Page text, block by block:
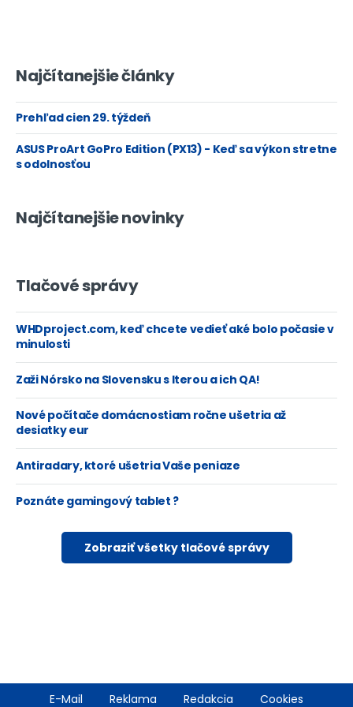
Najčítanejšie články
Prehľad cien 29. týždeň
ASUS ProArt GoPro Edition (PX13) - Keď sa výkon stretne
s odolnosťou
Najčítanejšie novinky
Tlačové správy
WHDproject.com, keď chcete vedieť aké bolo počasie v
minulosti
Zaži Nórsko na Slovensku s Iterou a ich QA!
Nové počítače domácnostiam ročne ušetria až
desiatky eur
Antiradary, ktoré ušetria Vaše peniaze
Poznáte gamingový tablet ?
Zobraziť všetky tlačové správy
FooterE-Mail Reklama Redakcia Cookies